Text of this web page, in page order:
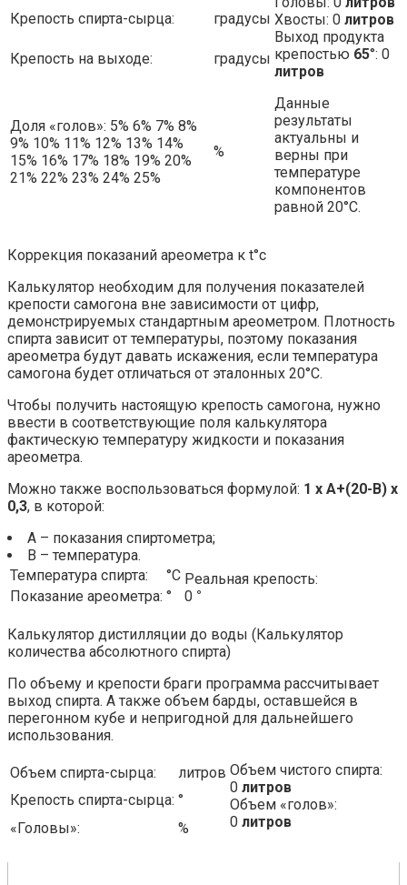
Хвосты: 0 литров
Выход продукта
крепостью 65°: 0
литров
Данные
результаты
актуальны и
верны при
температуре
компонентов
равной 20°С.
Крепость спирта-сырца: градусы
Крепость на выходе: градусы
Доля «голов»: 5% 6% 7% 8%
9% 10% 11% 12% 13% 14%
15% 16% 17% 18% 19% 20%
21% 22% 23% 24% 25%
%
Коррекция показаний ареометра к t°c
Калькулятор необходим для получения показателей
крепости самогона вне зависимости от цифр,
демонстрируемых стандартным ареометром. Плотность
спирта зависит от температуры, поэтому показания
ареометра будут давать искажения, если температура
самогона будет отличаться от эталонных 20°C.
Чтобы получить настоящую крепость самогона, нужно
ввести в соответствующие поля калькулятора
фактическую температуру жидкости и показания
ареометра.
Можно также воспользоваться формулой: 1 х A+(20-B) х
0,3, в которой:
A – показания спиртометра;
B – температура.
Температура спирта:
°С Реальная крепость:
0 °
Показание ареометра: °
Калькулятор дистилляции до воды (Калькулятор
количества абсолютного спирта)
По объему и крепости браги программа рассчитывает
выход спирта. А также объем барды, оставшейся в
перегонном кубе и непригодной для дальнейшего
использования.
Объем спирта-сырца: литров Объем чистого спирта:
0 литров
Объем «голов»:
0 литров
Крепость спирта-сырца: °
«Головы»:
%